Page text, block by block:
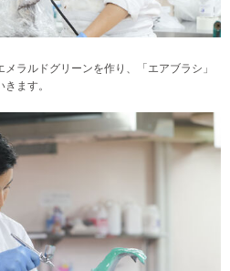
ラルドグリーンを作り、「エアブラシ」
ます。